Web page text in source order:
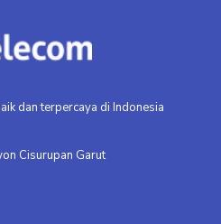
dan terpercaya di Indonesia
Cisurupan Garut